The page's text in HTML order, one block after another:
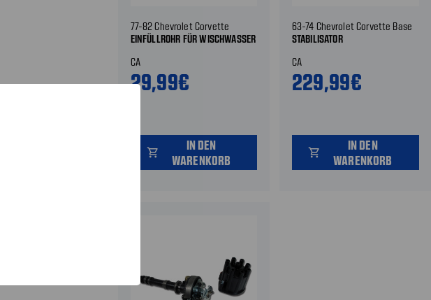
77-82 Chevrolet Corvette
EINFÜLLROHR FÜR WISCHWASSER
CA
29,99€
shopping_cart
IN DEN
WARENKORB
63-74 Chevrolet Corvette Base
STABILISATOR
CA
229,99€
shopping_cart
IN DEN
WARENKORB